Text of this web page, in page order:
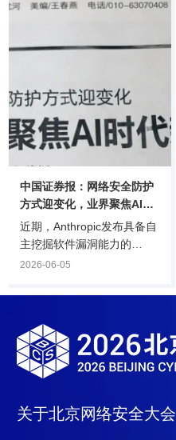
级，助力新质生产力释放；
医学问答、健康管理、临床
2026北京网络安全大会
（BCS2026）上，备受瞩目
的“2026中国AI智能体领航
者”榜单正式揭晓。来自20
余个行业的100余个标杆案
例，生动描绘了中国A.
中国证券报：网络安全防护
方式迎变化，业界聚焦AI时
代新机遇
近期，Anthropic发布具备自
主挖掘软件漏洞能力的
Mythos模型，引发各界关
安全行业发现漏洞再打补丁
全防护方式迎来重要转折；
同时，AI时代催生网络安全
需求大幅增长，行业迎来新
AI技术作用于物理世界的载
体，其安全问题同样值得关
2026-06-05
关于北京网络安全大会